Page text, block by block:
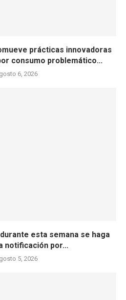
prácticas innovadoras
consumo problemático...
6, 2026
esta semana se haga
notificación por...
5, 2026